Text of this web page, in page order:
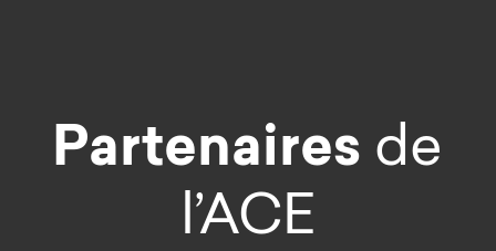
Partenaires de
l’ACE